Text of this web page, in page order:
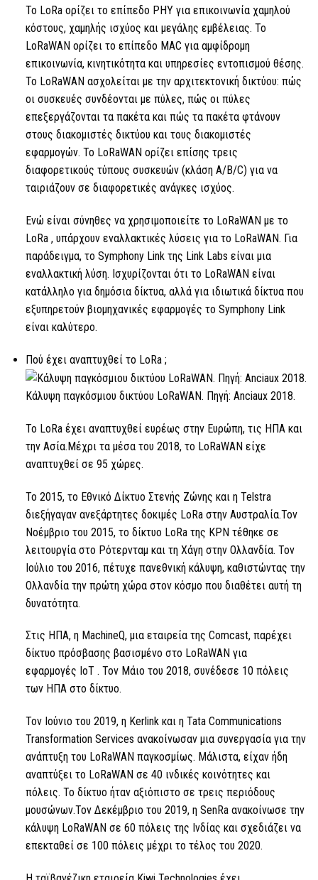
Το LoRaορίζει το επίπεδο PHY για επικοινωνία χαμηλού
κόστους, χαμηλής ισχύος και μεγάλης εμβέλειας. Το
LoRaWAN ορίζει το επίπεδο MAC για αμφίδρομη
επικοινωνία, κινητικότητα και υπηρεσίες εντοπισμού θέσης.
Το LoRaWAN ασχολείται με την αρχιτεκτονική δικτύου: πώς
οι συσκευές συνδέονται με πύλες, πώς οι πύλες
επεξεργάζονται τα πακέτα και πώς τα πακέτα φτάνουν
στους διακομιστές δικτύου και τους διακομιστές
εφαρμογών. Το LoRaWAN ορίζει επίσης τρεις
διαφορετικούς τύπους συσκευών (κλάση A/B/C) για να
ταιριάζουν σε διαφορετικές ανάγκες ισχύος.
Ενώ είναι σύνηθες να χρησιμοποιείτε το LoRaWAN με το
LoRa, υπάρχουν εναλλακτικές λύσεις για το LoRaWAN. Για
παράδειγμα, το Symphony Link της Link Labs είναι μια
εναλλακτική λύση. Ισχυρίζονται ότι το LoRaWAN είναι
κατάλληλο για δημόσια δίκτυα, αλλά για ιδιωτικά δίκτυα που
εξυπηρετούν βιομηχανικές εφαρμογές το Symphony Link
είναι καλύτερο.
Πού έχει αναπτυχθεί το LoRa ;
Κάλυψη παγκόσμιου δικτύου LoRaWAN. Πηγή: Anciaux 2018.
Το LoRaέχει αναπτυχθεί ευρέως στην Ευρώπη, τις ΗΠΑ και
την Ασία.Μέχρι τα μέσα του 2018, το LoRaWAN είχε
αναπτυχθεί σε 95 χώρες.
Το 2015, το Εθνικό Δίκτυο Στενής Ζώνης και η Telstra
διεξήγαγαν ανεξάρτητες δοκιμές LoRaστην Αυστραλία.Τον
Νοέμβριο του 2015, το δίκτυο LoRaτης KPN τέθηκε σε
λειτουργία στο Ρότερνταμ και τη Χάγη στην Ολλανδία. Τον
Ιούλιο του 2016, πέτυχε πανεθνική κάλυψη, καθιστώντας την
Ολλανδία την πρώτη χώρα στον κόσμο που διαθέτει αυτή τη
δυνατότητα.
Στις ΗΠΑ, η MachineQ, μια εταιρεία της Comcast, παρέχει
δίκτυο πρόσβασης βασισμένο στο LoRaWAN για
εφαρμογές IoT. Τον Μάιο του 2018, συνέδεσε 10 πόλεις
των ΗΠΑ στο δίκτυο.
Τον Ιούνιο του 2019, η Kerlink και η Tata Communications
Transformation Services ανακοίνωσαν μια συνεργασία για την
ανάπτυξη του LoRaWAN παγκοσμίως. Μάλιστα, είχαν ήδη
αναπτύξει το LoRaWAN σε 40 ινδικές κοινότητες και
πόλεις. Το δίκτυο ήταν αξιόπιστο σε τρεις περιόδους
μουσώνων.Τον Δεκέμβριο του 2019, η SenRa ανακοίνωσε την
κάλυψη LoRaWAN σε 60 πόλεις της Ινδίας και σχεδιάζει να
επεκταθεί σε 100 πόλεις μέχρι το τέλος του 2020.